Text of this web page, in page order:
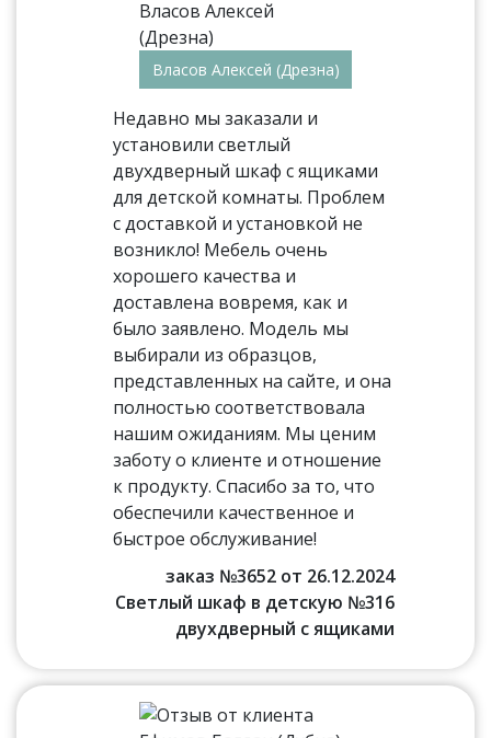
Власов Алексей (Дрезна)
Недавно мы заказали и
установили светлый
двухдверный шкаф с ящиками
для детской комнаты. Проблем
с доставкой и установкой не
возникло! Мебель очень
хорошего качества и
доставлена вовремя, как и
было заявлено. Модель мы
выбирали из образцов,
представленных на сайте, и она
полностью соответствовала
нашим ожиданиям. Мы ценим
заботу о клиенте и отношение
к продукту. Спасибо за то, что
обеспечили качественное и
быстрое обслуживание!
заказ №3652 от 26.12.2024
Светлый шкаф в детскую №316
двухдверный с ящиками